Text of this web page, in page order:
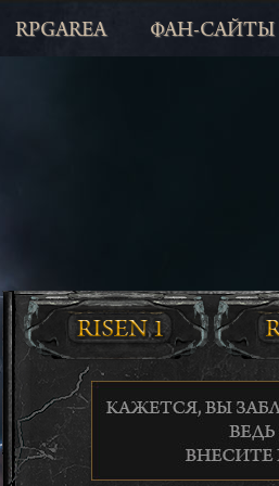
RPGAREA ФАН-САЙТЫ